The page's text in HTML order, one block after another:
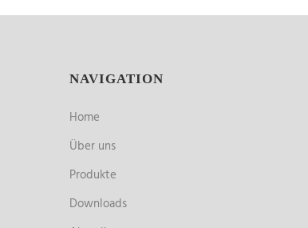
NAVIGATION
Home
Über uns
Produkte
Downloads